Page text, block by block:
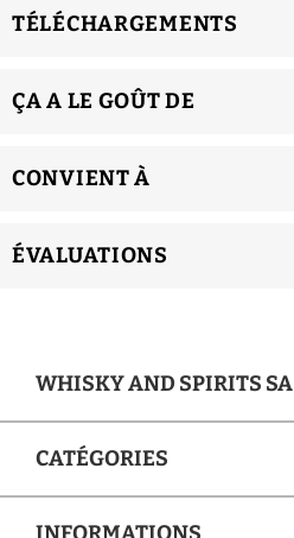
TÉLÉCHARGEMENTS
ÇA A LE GOÛT DE
CONVIENT À
ÉVALUATIONS
WHISKY AND SPIRITS SA
CATÉGORIES
INFORMATIONS